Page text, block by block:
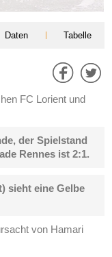
Daten Tabelle
FC Lorient und
der Spielstand
Rennes ist 2:1.
sieht eine Gelbe
von Hamari